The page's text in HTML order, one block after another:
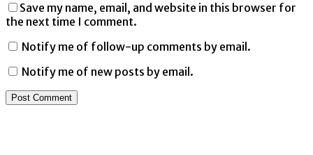
Save my name, email, and website in this browser for
the next time I comment.
Notify me of follow-up comments by email.
Notify me of new posts by email.